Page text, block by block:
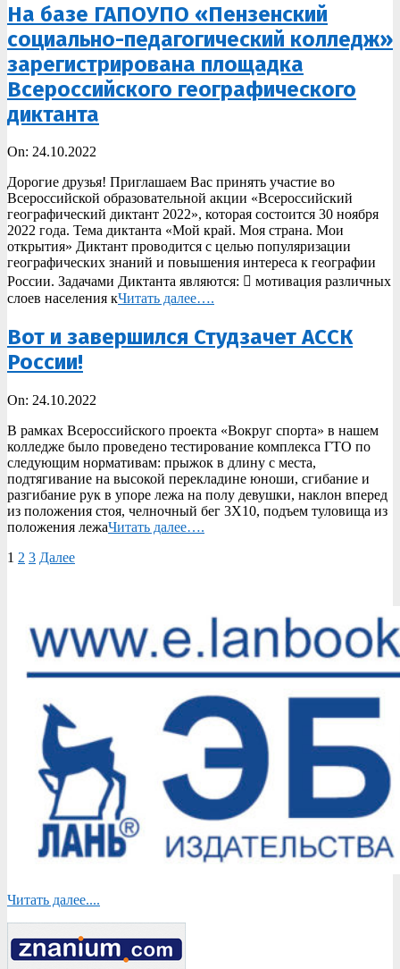
На базе ГАПОУПО «Пензенский
социально-педагогический колледж»
зарегистрирована площадка
Всероссийского географического
диктанта
2022-
24
On: 24.10.2022
Дорогие друзья! Приглашаем Вас принять участие во
Всероссийской образовательной акции «Всероссийский
географический диктант 2022», которая состоится 30 ноября
2022 года. Тема диктанта «Мой край. Моя страна. Мои
открытия» Диктант проводится с целью популяризации
географических знаний и повышения интереса к географии
России. Задачами Диктанта являются:  мотивация различных
слоев населения кЧитать далее….
Вот и завершился Студзачет АССК
России!
2022-
24
On: 24.10.2022
В рамках Всероссийского проекта «Вокруг спорта» в нашем
колледже было проведено тестирование комплекса ГТО по
следующим нормативам: прыжок в длину с места,
подтягивание на высокой перекладине юноши, сгибание и
разгибание рук в упоре лежа на полу девушки, наклон вперед
из положения стоя, челночный бег 3Х10, подъем туловища из
положения лежаЧитать далее….
Пагинация
1 2 3 Далее
Читать далее....